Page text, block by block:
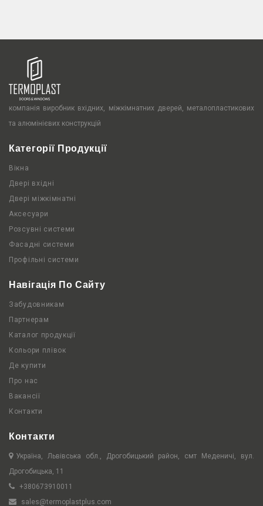
компанія виробник вхідних, міжкімнатних дверей, металопластикових
та алюмінієвих конструкцій
Категорії Продукції
Вікна
Двері вхідні
Двері міжкімнатні
Аксесуари
Розсувні системи
Фасадні системи
Профільні системи
Навігація По Сайту
Забудовникам
Партнерам
Каталог продукції
Кольори плівок
Де купити
Про нас
Вакансії
Контакти
Контакти
Україна, Львівська обл., Дрогобицький район, смт Меденичі, вул.
Дрогобицька, 11
+380673910011
sales@termoplastplus.com